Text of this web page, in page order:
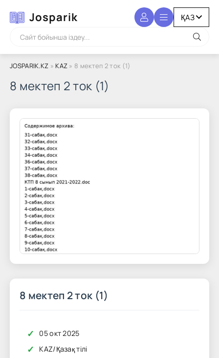
Josparik
JOSPARIK.KZ » KAZ » 8 мектеп 2 ток (1)
8 мектеп 2 ток (1)
8 мектеп 2 ток (1)
✓ 05 окт 2025
✓ KAZ/Қазақ тілі